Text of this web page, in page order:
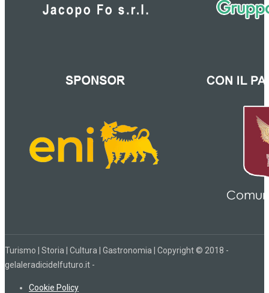
Turismo | Storia | Cultura | Gastronomia | Copyright © 2018 -
gelaleradicidelfuturo.it -
Cookie Policy